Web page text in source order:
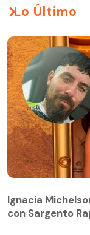
Lo Último
con Sargento
Ignacia
con Sargento